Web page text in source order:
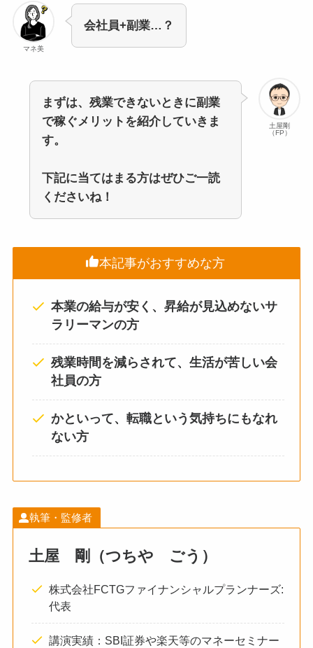
マネ美
会社員+副業…？
土屋剛
（FP）
まずは、残業できないときに副業
で稼ぐメリットを紹介していきま
す。
下記に当てはまる方はぜひご一読
くださいね！
本記事がおすすめな方
本業の給与が安く、昇給が見込めないサ
ラリーマンの方
残業時間を減らされて、生活が苦しい会
社員の方
かといって、転職という気持ちにもなれ
ない方
執筆・監修者
土屋 剛（つちや ごう）
株式会社FCTGファイナンシャルプランナーズ:
代表
講演実績：SBI証券や楽天等のマネーセミナー